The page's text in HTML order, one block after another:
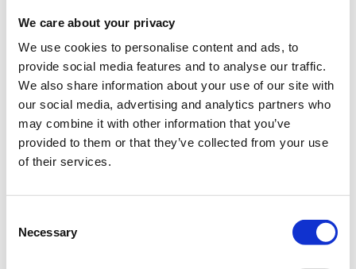
We care about your privacy
We use cookies to personalise content and ads, to
provide social media features and to analyse our traffic.
We also share information about your use of our site with
our social media, advertising and analytics partners who
may combine it with other information that you’ve
provided to them or that they’ve collected from your use
of their services.
Selection
Necessary
παρουσιάσεις και να ενσωματώσουν σε αυτές κείμενα,
φωτογραφίες, εικόνες, σχέδια, πίνακες, γραφήματα,
ταινίες και πως να μεταβαίνουν από το ένα στοιχείο στο
άλλο σε μια προβολή παρουσίασης.
Απευθύνεται σε αρχάριους που επιθυμούν να
αποκτήσουν μια πρώτη επαφή με το εργαλείο του
Microsoft Office, προκειμένου να δημιουργήσουν τις δικές
τους παρουσιάσεις.
Βασικά σημεία
Γνωριμία με το περιβάλλον εργασίας.